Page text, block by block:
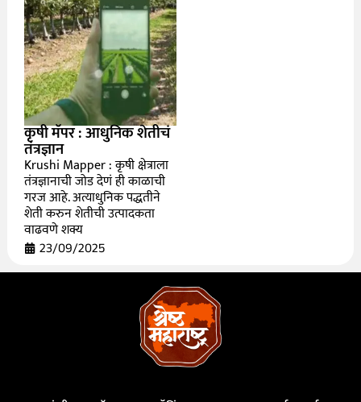
कृषी मॅपर : आधुनिक शेतीचं
तंत्रज्ञान
Krushi Mapper : कृषी क्षेत्राला
तंत्रज्ञानाची जोड देणं ही काळाची
गरज आहे. अत्याधुनिक पद्धतीने
शेती करुन शेतीची उत्पादकता
वाढवणे शक्य
23/09/2025